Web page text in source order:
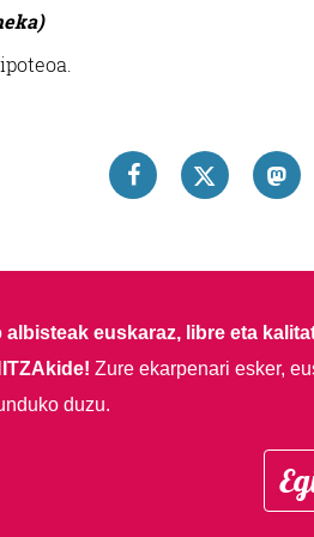
albisteak euskaraz, libre eta
Zure ekarpenari esker,
duzu.